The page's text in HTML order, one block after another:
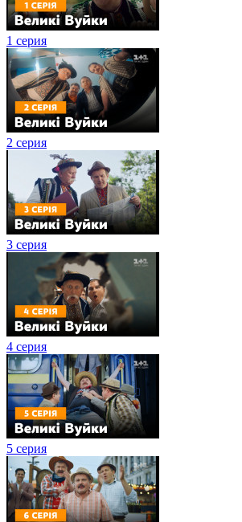
1 серия
2 серия
3 серия
4 серия
5 серия